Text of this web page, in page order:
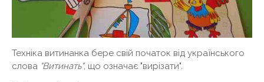
Техніка витинанка бере свій початок від українського
слова "Витинать", що означає "вирізати".